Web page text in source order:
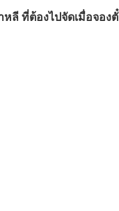
หลี ที่ต้องไปจัดเมื่อจอง